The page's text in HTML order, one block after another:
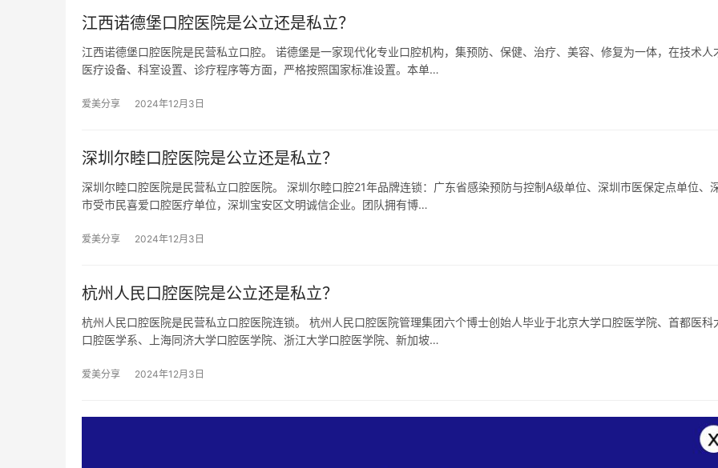
江西诺德堡口腔医院是公立还是私立？
江西诺德堡口腔医院是民营私立口腔。 诺德堡是一家现代化专业口腔机构，集预防、保健、治疗、美容、修复为一体，在技术人
医疗设备、科室设置、诊疗程序等方面，严格按照国家标准设置。本单…
爱美分享 2024年12月3日
深圳尔睦口腔医院是公立还是私立？
深圳尔睦口腔医院是民营私立口腔医院。 深圳尔睦口腔21年品牌连锁：广东省感染预防与控制A级单位、深圳市医保定点单位、
市受市民喜爱口腔医疗单位，深圳宝安区文明诚信企业。团队拥有博…
爱美分享 2024年12月3日
杭州人民口腔医院是公立还是私立？
杭州人民口腔医院是民营私立口腔医院连锁。 杭州人民口腔医院管理集团六个博士创始人毕业于北京大学口腔医学院、首都医科
口腔医学系、上海同济大学口腔医学院、浙江大学口腔医学院、新加坡…
爱美分享 2024年12月3日